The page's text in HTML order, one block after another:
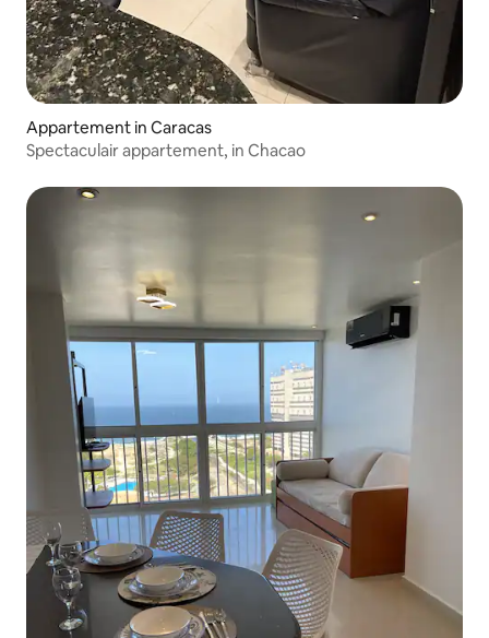
Appartement in Caracas
Spectaculair appartement, in Chacao